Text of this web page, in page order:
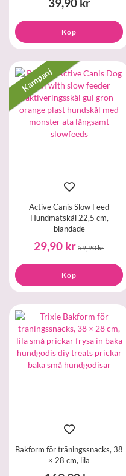
39,90 kr
Köp
Kampanj
Active Canis Slow Feed
Hundmatskål 22,5 cm,
blandade
29,90 kr 59,90 kr
Köp
Bakform för träningssnacks, 38
× 28 cm, lila